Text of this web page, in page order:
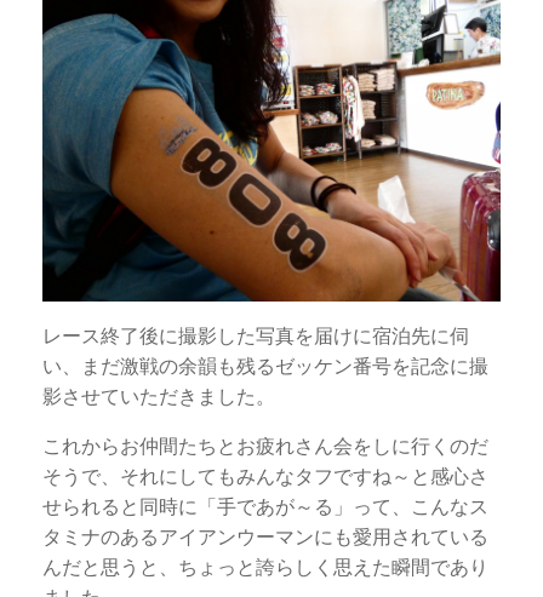
レース終了後に撮影した写真を届けに宿泊先に伺
い、まだ激戦の余韻も残るゼッケン番号を記念に撮
影させていただきました。
これからお仲間たちとお疲れさん会をしに行くのだ
そうで、それにしてもみんなタフですね～と感心さ
せられると同時に「手であが～る」って、こんなス
タミナのあるアイアンウーマンにも愛用されている
んだと思うと、ちょっと誇らしく思えた瞬間であり